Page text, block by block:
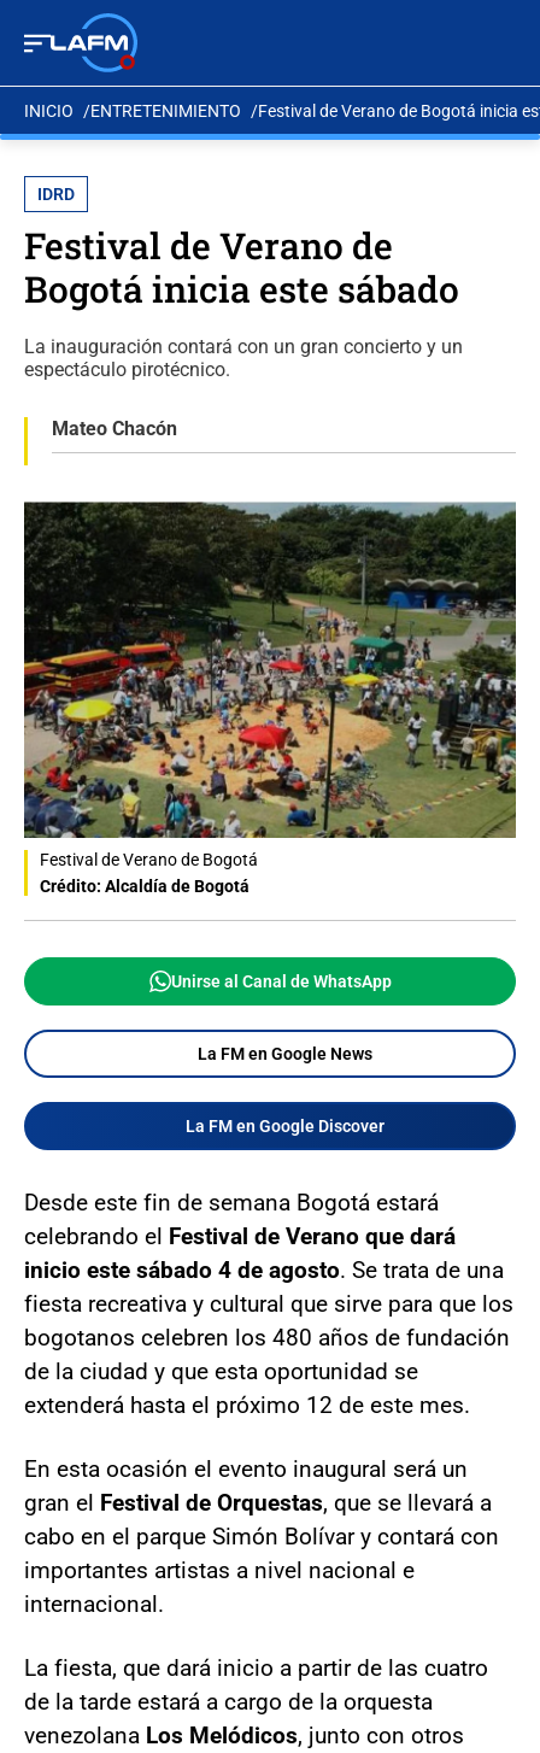
INICIO ENTRETENIMIENTO Festival de Verano de Bogotá inicia
IDRD
Festival de Verano de
Bogotá inicia este sábado
La inauguración contará con un gran concierto y un
espectáculo pirotécnico.
Mateo Chacón
Festival de Verano de Bogotá
Crédito: Alcaldía de Bogotá
Unirse al Canal de WhatsApp
La FM en Google News
La FM en Google Discover
Desde este fin de semana Bogotá estará
celebrando el Festival de Verano que dará
inicio este sábado 4 de agosto. Se trata de una
fiesta recreativa y cultural que sirve para que los
bogotanos celebren los 480 años de fundación
de la ciudad y que esta oportunidad se
extenderá hasta el próximo 12 de este mes.
En esta ocasión el evento inaugural será un
gran el Festival de Orquestas, que se llevará a
cabo en el parque Simón Bolívar y contará con
importantes artistas a nivel nacional e
internacional.
La fiesta, que dará inicio a partir de las cuatro
de la tarde estará a cargo de la orquesta
venezolana Los Melódicos, junto con otros